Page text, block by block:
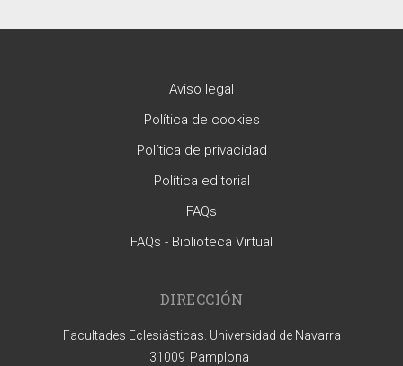
Aviso legal
Política de cookies
Política de privacidad
Política editorial
FAQs
FAQs - Biblioteca Virtual
DIRECCIÓN
Facultades Eclesiásticas. Universidad de Navarra
31009 Pamplona